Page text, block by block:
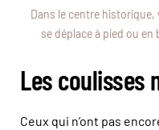
Dans le centre
se déplace à pied ou
Les coulisses
Ceux qui n’ont pas